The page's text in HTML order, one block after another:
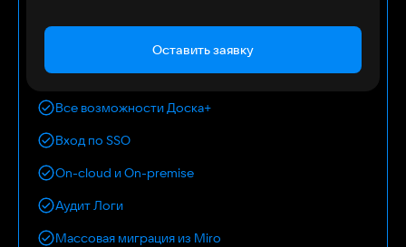
Оставить заявку
Все возможности Доска+
Вход по SSO
On-cloud и On-premise
Аудит Логи
Массовая миграция из Miro